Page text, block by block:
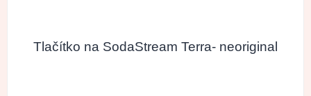
Tlačítko na SodaStream Terra- neoriginal